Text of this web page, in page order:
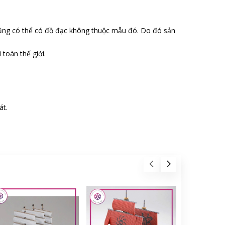
có thể có đồ đạc không thuộc mẫu đó. Do đó sản
toàn thế giới.